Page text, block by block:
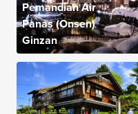
Pemandian Air
Panas (Onsen)
Ginzan